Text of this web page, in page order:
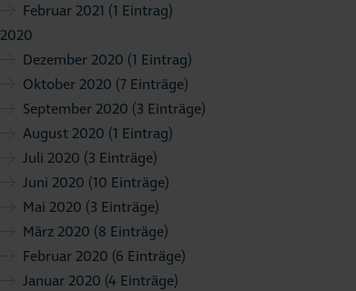
Februar 2021 (1 Eintrag)
2020
Dezember 2020 (1 Eintrag)
Oktober 2020 (7 Einträge)
September 2020 (3 Einträge)
August 2020 (1 Eintrag)
Juli 2020 (3 Einträge)
Juni 2020 (10 Einträge)
Mai 2020 (3 Einträge)
März 2020 (8 Einträge)
Februar 2020 (6 Einträge)
Januar 2020 (4 Einträge)